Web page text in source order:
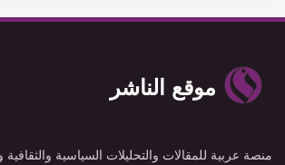
موقع الناشر
منصة عربية للمقالات والتحليلات السياسية